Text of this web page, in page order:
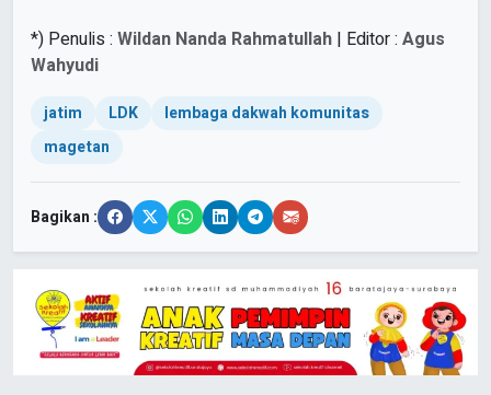
*) Penulis : Wildan Nanda Rahmatullah | Editor : Agus
Wahyudi
jatim LDK
lembaga dakwah komunitas
magetan
Bagikan :